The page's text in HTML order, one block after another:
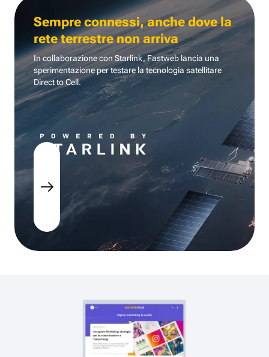
Sempre connessi, anche dove la
rete terrestre non arriva
In collaborazione con Starlink, Fastweb lancia una
sperimentazione per testare la tecnologia satellitare
Direct to Cell.